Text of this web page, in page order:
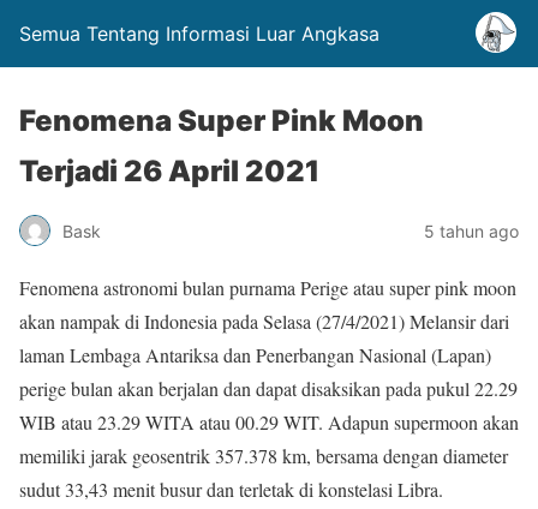
Semua Tentang Informasi Luar Angkasa
Fenomena Super Pink Moon
Terjadi 26 April 2021
Bask 5 tahun ago
Fenomena astronomi bulan purnama Perige atau super pink moon
akan nampak di Indonesia pada Selasa (27/4/2021) Melansir dari
laman Lembaga Antariksa dan Penerbangan Nasional (Lapan)
perige bulan akan berjalan dan dapat disaksikan pada pukul 22.29
WIB atau 23.29 WITA atau 00.29 WIT. Adapun supermoon akan
memiliki jarak geosentrik 357.378 km, bersama dengan diameter
sudut 33,43 menit busur dan terletak di konstelasi Libra.